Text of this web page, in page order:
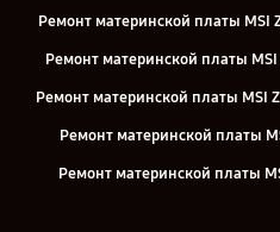
Ремонт материнской платы MSI
Ремонт материнской платы
Ремонт материнской платы MSI
Ремонт материнской платы
Ремонт материнской платы